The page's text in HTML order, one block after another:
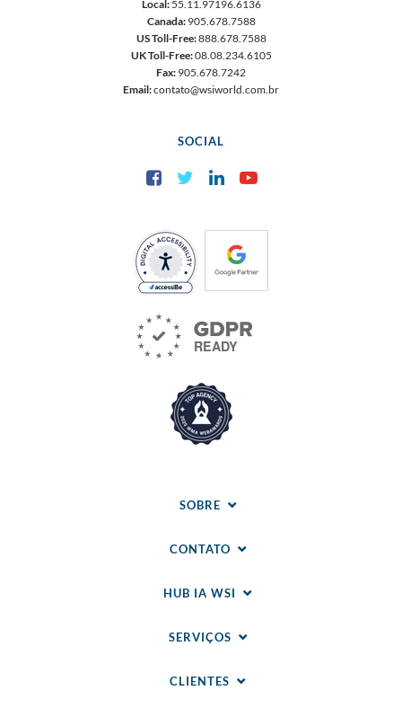
Local: 55.11.97196.6136
Canada:905.678.7588
US Toll-Free:888.678.7588
UK Toll-Free:08.08.234.6105
Fax: 905.678.7242
Email:contato@wsiworld.com.br
SOCIAL
FacebookTwitter LinkedIn
SOBRE
CONTATO
HUB IA WSI
SERVIÇOS
CLIENTES